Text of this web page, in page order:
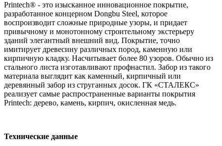
Printech® - это изысканное инновационное покрытие,
разработанное концерном Dongbu Steel, которое
воспроизводит сложные природные узоры, и придает
привычному и монотонному строительному экстерьеру
зданий элегантный внешний вид. Покрытие, точно
имитирует древесину различных пород, каменную или
кирпичную кладку. Насчитывает более 80 узоров. Обычно из
стального листа изготавливают профнастил. Забор из такого
материала выглядит как каменный, кирпичный или
деревянный забор из струганных досок. ГК «СТАЛЕКС»
реализует самые распространенные варианты покрытия
Printech: дерево, камень, кирпич, окисленная медь.
Технические данные